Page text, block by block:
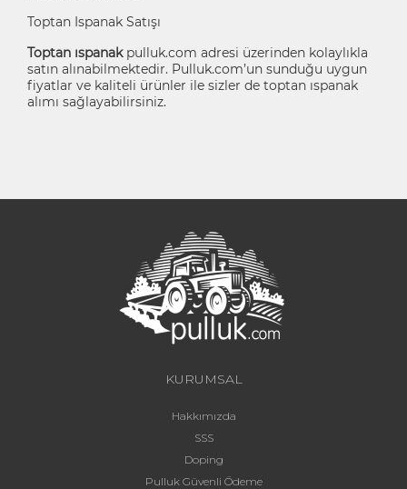
Toptan Ispanak Satışı
Toptan ıspanak pulluk.com adresi üzerinden kolaylıkla
satın alınabilmektedir. Pulluk.com’un sunduğu uygun
fiyatlar ve kaliteli ürünler ile sizler de toptan ıspanak
alımı sağlayabilirsiniz.
KURUMSAL
Hakkımızda
SSS
Doping
Pulluk Güvenli Ödeme